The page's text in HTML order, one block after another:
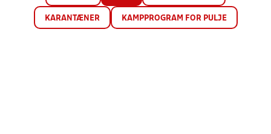
KARANTÆNER KAMPPROGRAM FOR PULJE